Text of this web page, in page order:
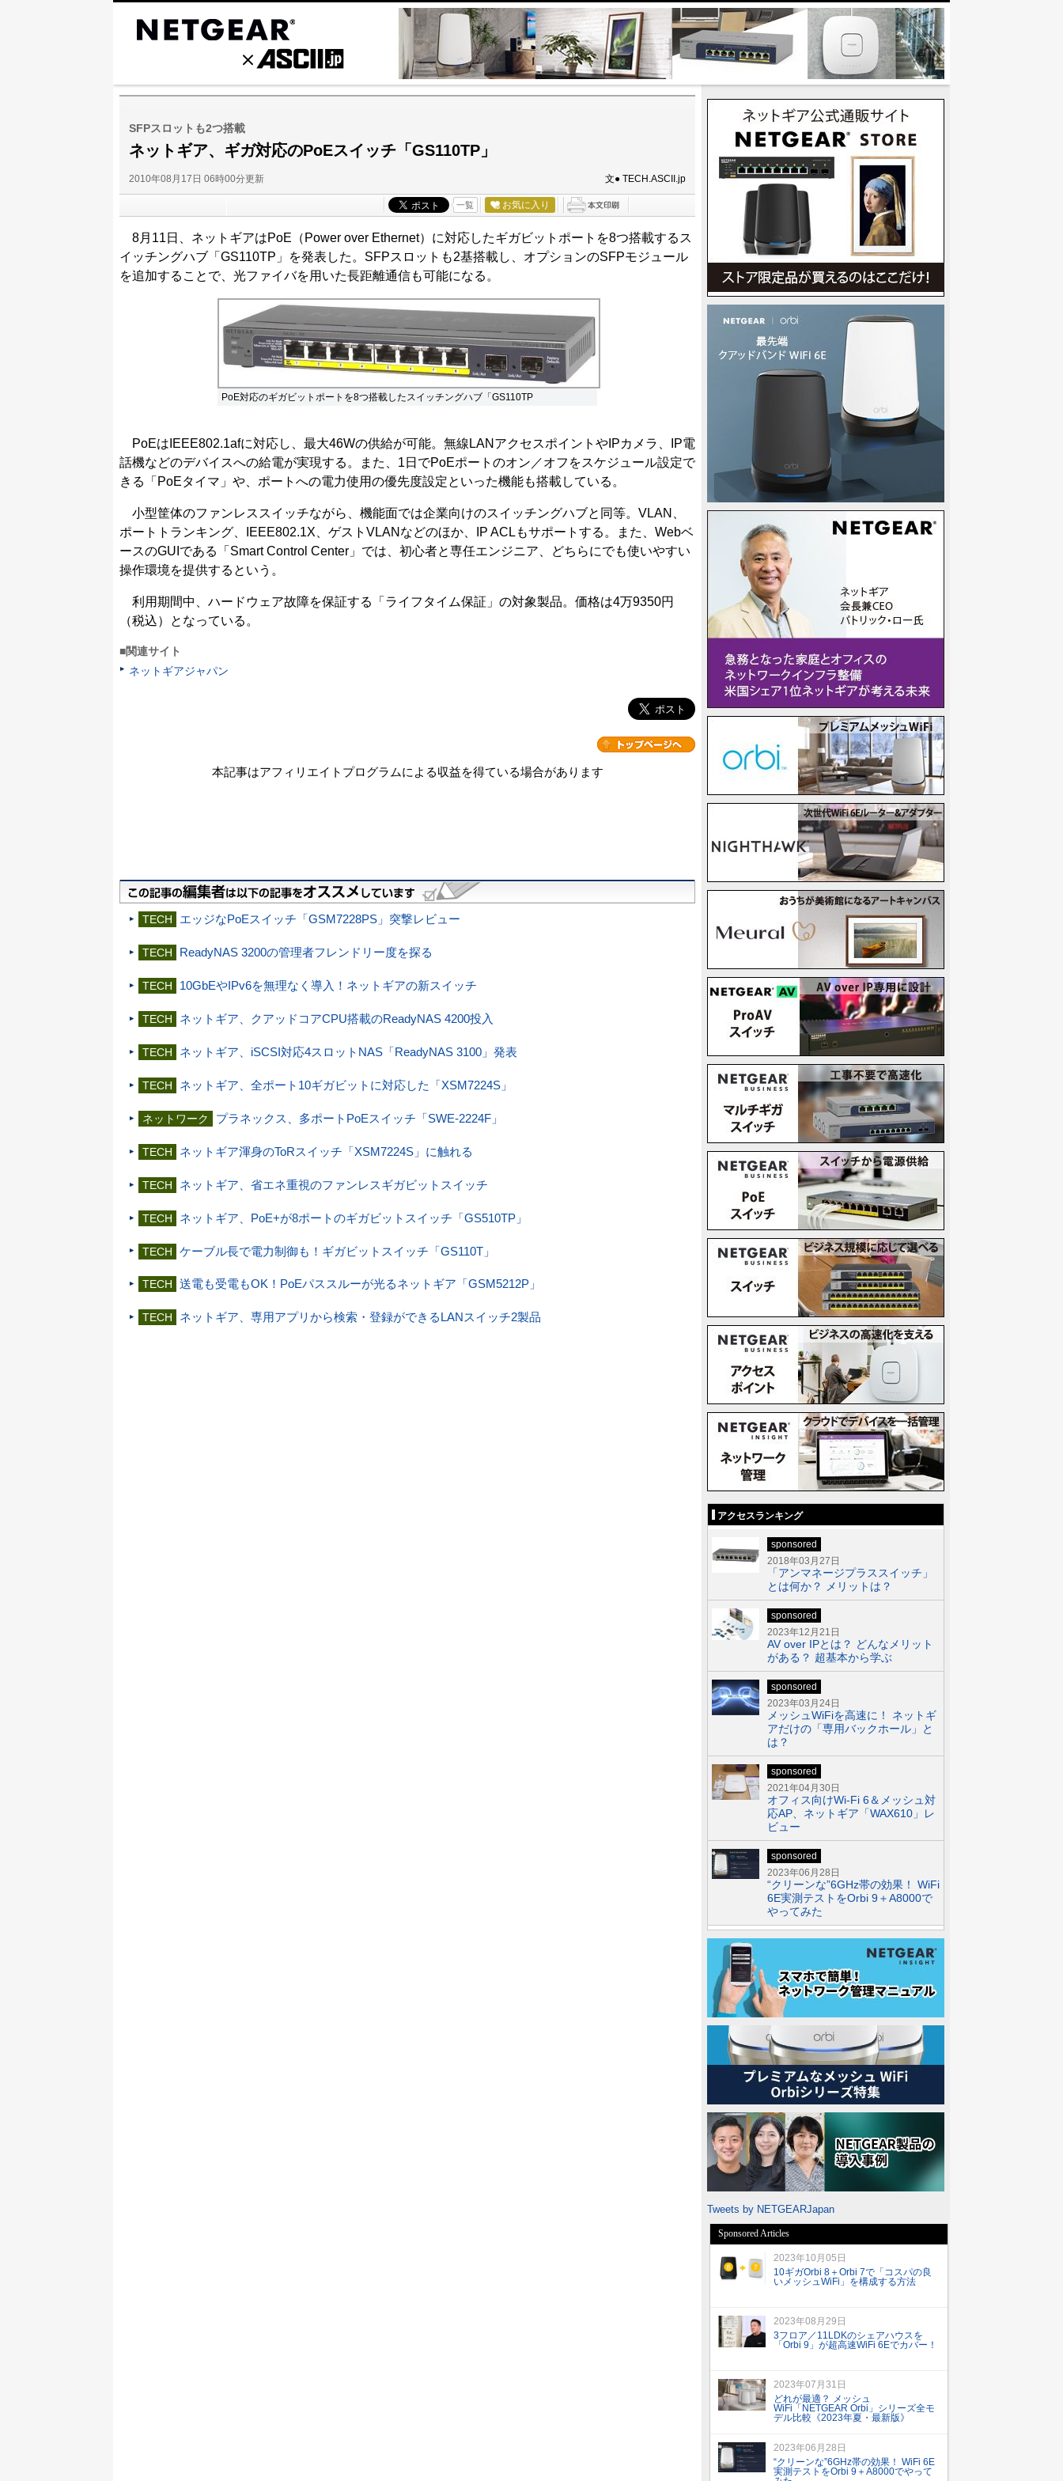
SFPスロットも2つ搭載
ネットギア、ギガ対応のPoEスイッチ「GS110TP」
2010年08月17日 06時00分更新 文● TECH.ASCII.jp
一覧 お気に入り
8月11日、ネットギアはPoE（Power over Ethernet）に対応したギガビットポートを8つ搭載するス
イッチングハブ「GS110TP」を発表した。SFPスロットも2基搭載し、オプションのSFPモジュール
を追加することで、光ファイバを用いた長距離通信も可能になる。
PoE対応のギガビットポートを8つ搭載したスイッチングハブ「GS110TP
PoEはIEEE802.1afに対応し、最大46Wの供給が可能。無線LANアクセスポイントやIPカメラ、IP電
話機などのデバイスへの給電が実現する。また、1日でPoEポートのオン／オフをスケジュール設定で
きる「PoEタイマ」や、ポートへの電力使用の優先度設定といった機能も搭載している。
小型筐体のファンレススイッチながら、機能面では企業向けのスイッチングハブと同等。VLAN、
ポートトランキング、IEEE802.1X、ゲストVLANなどのほか、IP ACLもサポートする。また、Webベ
ースのGUIである「Smart Control Center」では、初心者と専任エンジニア、どちらにでも使いやすい
操作環境を提供するという。
利用期間中、ハードウェア故障を保証する「ライフタイム保証」の対象製品。価格は4万9350円
（税込）となっている。
■関連サイト
ネットギアジャパン
本記事はアフィリエイトプログラムによる収益を得ている場合があります
TECH エッジなPoEスイッチ「GSM7228PS」突撃レビュー
TECH ReadyNAS 3200の管理者フレンドリー度を探る
TECH 10GbEやIPv6を無理なく導入！ネットギアの新スイッチ
TECH ネットギア、クアッドコアCPU搭載のReadyNAS 4200投入
TECH ネットギア、iSCSI対応4スロットNAS「ReadyNAS 3100」発表
TECH ネットギア、全ポート10ギガビットに対応した「XSM7224S」
ネットワーク プラネックス、多ポートPoEスイッチ「SWE-2224F」
TECH ネットギア渾身のToRスイッチ「XSM7224S」に触れる
TECH ネットギア、省エネ重視のファンレスギガビットスイッチ
TECH ネットギア、PoE+が8ポートのギガビットスイッチ「GS510TP」
TECH ケーブル長で電力制御も！ギガビットスイッチ「GS110T」
TECH 送電も受電もOK！PoEパススルーが光るネットギア「GSM5212P」
TECH ネットギア、専用アプリから検索・登録ができるLANスイッチ2製品
アクセスランキング
sponsored
2018年03月27日
「アンマネージプラススイッチ」
とは何か？ メリットは？
sponsored
2023年12月21日
AV over IPとは？ どんなメリット
がある？ 超基本から学ぶ
sponsored
2023年03月24日
メッシュWiFiを高速に！ ネットギ
アだけの「専用バックホール」と
は？
sponsored
2021年04月30日
オフィス向けWi-Fi 6＆メッシュ対
応AP、ネットギア「WAX610」レ
ビュー
sponsored
2023年06月28日
“クリーンな”6GHz帯の効果！ WiFi
6E実測テストをOrbi 9＋A8000で
やってみた
Tweets by NETGEARJapan
Sponsored Articles
2023年10月05日
10ギガOrbi 8＋Orbi 7で「コスパの良
いメッシュWiFi」を構成する方法
2023年08月29日
3フロア／11LDKのシェアハウスを
「Orbi 9」が超高速WiFi 6Eでカバー！
2023年07月31日
どれが最適？ メッシュ
WiFi「NETGEAR Orbi」シリーズ全モ
デル比較《2023年夏・最新版》
2023年06月28日
“クリーンな”6GHz帯の効果！ WiFi 6E
実測テストをOrbi 9＋A8000でやって